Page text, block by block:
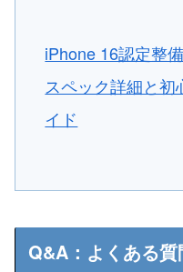
iPhone 16認定整
スペック詳細と
イド
Q&A：よくある質